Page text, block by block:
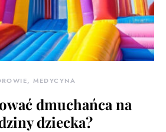
MEDYCYNA
dmuchańca na
dziecka?